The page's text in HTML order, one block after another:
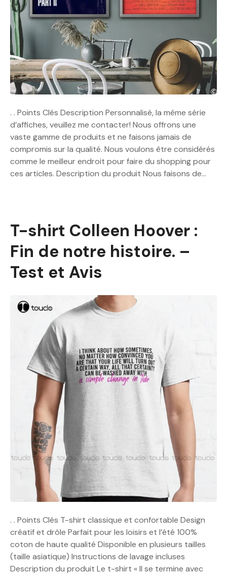
. . Points Clés Description Personnalisé, la même série
d’affiches, veuillez me contacter! Nous offrons une
vaste gamme de produits et ne faisons jamais de
compromis sur la qualité. Nous voulons être considérés
comme le meilleur endroit pour faire du shopping pour
ces articles. Description du produit Nous faisons de…
T-shirt Colleen Hoover :
Fin de notre histoire. –
Test et Avis
. . Points Clés T-shirt classique et confortable Design
créatif et drôle Parfait pour les loisirs et l’été 100%
coton de haute qualité Disponible en plusieurs tailles
(taille asiatique) Instructions de lavage incluses
Description du produit Le t-shirt « Il se termine avec